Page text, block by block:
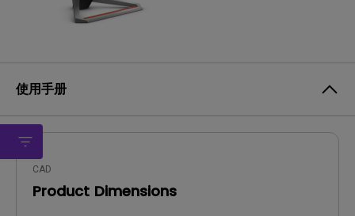
使用手册
CAD
Product Dimensions